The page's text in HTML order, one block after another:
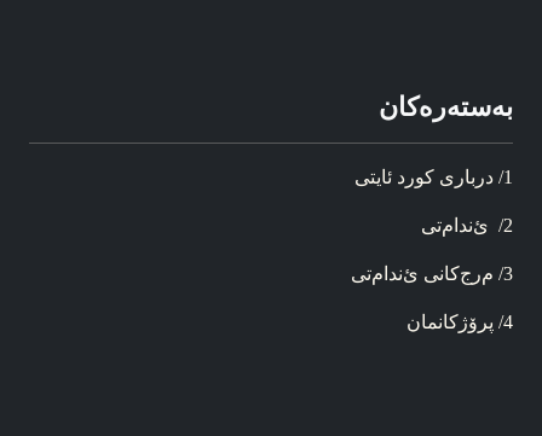
به‌سته‌ره‌کان
1/ د‌ربار‌ی کورد ئایتی
2/ ئ‌ندام‌تی
3/ م‌رج‌کانی ئ‌ندام‌تی
4/ پرۆژ‌کانمان